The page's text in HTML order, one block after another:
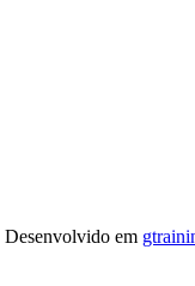
Desenvolvido em